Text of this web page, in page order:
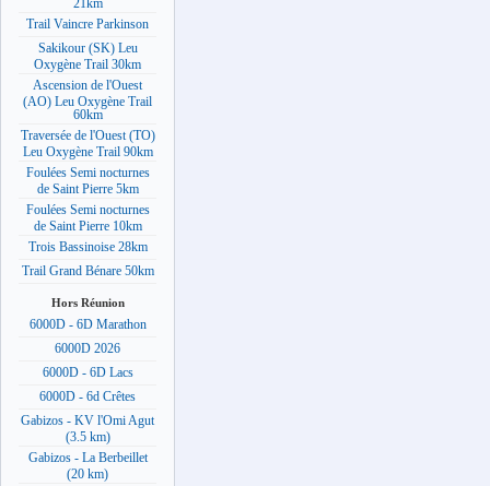
Trail Vaincre Parkinson
Sakikour (SK) Leu
Oxygène Trail 30km
Ascension de l'Ouest
(AO) Leu Oxygène Trail
60km
Traversée de l'Ouest (TO)
Leu Oxygène Trail 90km
Foulées Semi nocturnes
de Saint Pierre 5km
Foulées Semi nocturnes
de Saint Pierre 10km
Trois Bassinoise 28km
Trail Grand Bénare 50km
Hors Réunion
6000D - 6D Marathon
6000D 2026
6000D - 6D Lacs
6000D - 6d Crêtes
Gabizos - KV l'Omi Agut
(3.5 km)
Gabizos - La Berbeillet
(20 km)